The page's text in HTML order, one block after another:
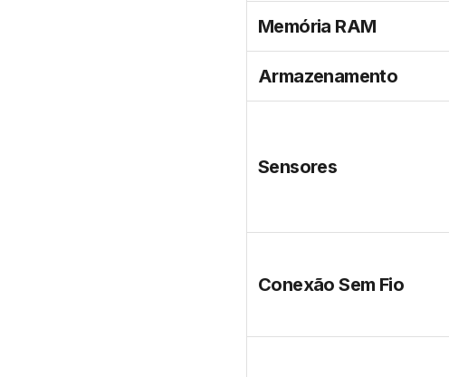
Memória RAM
Armazenamento
Sensores
Conexão Sem Fio